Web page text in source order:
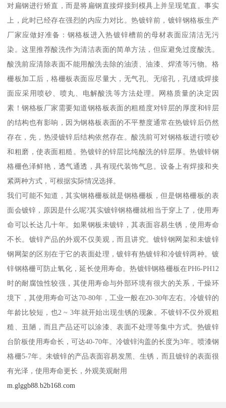
对扁钢进行矫直，而是将扁钢直接焊接到模具上并呈现笔直。事实
上，此时已经存在强烈的内应力对比。热镀锌前，镀锌钢格板生产
厂家应做好准备：钢格板进入热镀锌槽前的母材表面应清洁无污
染。这里推荐酸洗作为清洁表面的简单方法，但应避免过度酸洗。
酸洗前应清除表面不能用酸洗去除的油渍、油漆、焊渣等污物。格
栅板加工后，格栅板表面应尽量大，无气孔、无缩孔，孔缝或焊接
面应采用喷砂、喷丸、电解酸洗等方法处理。网格质量的决定因
素！钢格板厂家需要知道钢格板表面的粗糙度对锌层的厚度和锌层
的结构也有影响，因为钢格板表面的不平整度通常在热镀锌后仍然
存在，先，热浸镀锌后结构依然存在。酸洗前可对钢格板进行喷砂
和粗磨，使表面粗糙。热镀锌的锌层比纯酸洗的锌层厚。热镀锌钢
格栅色泽鲜艳，透气通透，具有现代装饰气息。设备上有焊接和夹
紧两种方式，可根据实际情况选择。
我们可能不知道，其实钢格栅板就是钢格栅板，但是钢格栅板的表
面会镀锌，原因是什么呢?其实镀锌钢格栅就相当于穿上了，使用寿
命可以长达几十年。如果钢板未镀锌，其表面容易生锈，使用寿命
不长。镀锌产品的外观不仅美观，而且讲究。镀锌钢网架和未镀锌
钢网架的区别在于它的表面处理，镀锌有热镀锌和冷镀锌两种。镀
锌钢格栅可防止氧化，延长使用寿命。热镀锌钢格栅板在PH6-PH12
时的耐腐蚀性较强，其使用寿命与外部环境有很大的关系，干燥环
境下，其使用寿命可达70-80年，工业一般在20-30年左右。冷镀锌的
年龄比较短，也2 ~ 3年就开始出现生锈的现象。不镀锌不仅外观粗
糙、丑陋，而且产品还可以涂漆、表面不处理等集中方式。热镀锌
台阶板使用寿命长，可达40-70年。冷镀锌沟盖的长度为3年。喷漆钢
格栅5-7年。未镀锌的产品表面容易发黑、生锈，而且镀锌的表面很
有光泽，使用寿命更长，外观美观耐用
m.glggb88.b2b168.com